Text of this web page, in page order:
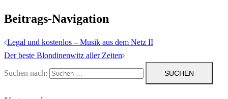
Beitrags-Navigation
Legal und kostenlos – Musik aus dem Netz II
Der beste Blondinenwitz aller Zeiten
Suchen nach: